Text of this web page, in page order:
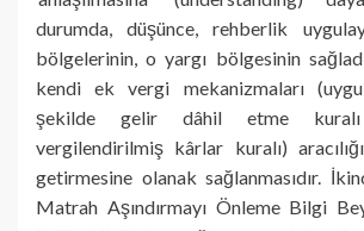
durumda, düşünce, rehberlik
bölgelerinin, o yargı bölgesinin
kendi ek vergi mekanizmaları
şekilde gelir dâhil etme
vergilendirilmiş kârlar kuralı)
getirmesine olanak sağlanmasıdır.
Matrah Aşındırmayı Önleme Bilgi